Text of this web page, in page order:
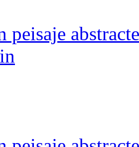
peisaje